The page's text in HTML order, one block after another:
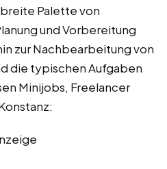
Palette von
und Vorbereitung
zur Nachbearbeitung von
die typischen Aufgaben
Minijobs, Freelancer